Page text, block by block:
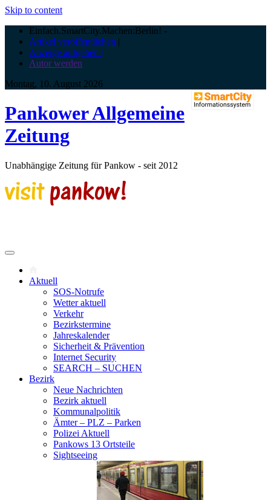
Skip to content
Einfach.SmartCity.Machen:Berlin! -
Artikel veröffentlichen |
Anzeige aufgeben |
Autor werden
Montag, 10. August 2026
Pankower Allgemeine
Zeitung
Unabhängige Zeitung für Pankow - seit 2012
Aktuell
SOS-Notrufe
Wetter aktuell
Verkehr
Bezirkstermine
Jahreskalender
Sicherheit & Prävention
Internet Security
SEARCH – SUCHEN
Bezirk
Neue Nachrichten
Bezirk aktuell
Kommunalpolitik
Ämter – PLZ – Parken
Polizei Aktuell
Pankows 13 Ortsteile
Sightseeing